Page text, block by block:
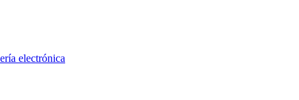
electrónica